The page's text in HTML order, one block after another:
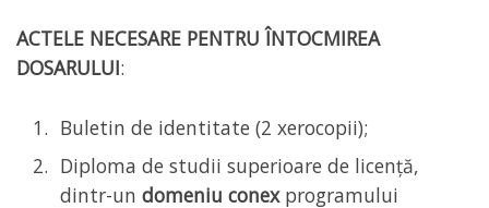
ACTELE NECESARE PENTRU ÎNTOCMIREA
DOSARULUI:
Buletin de identitate (2 xerocopii);
Diploma de studii superioare de licență,
dintr-un domeniu conex programului